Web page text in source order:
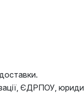
ЄДРПОУ,